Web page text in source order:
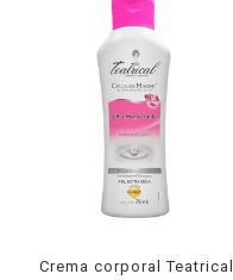
Crema corporal Teatrical